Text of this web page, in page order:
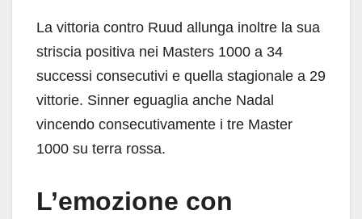
La vittoria contro Ruud allunga inoltre la sua
striscia positiva nei Masters 1000 a 34
successi consecutivi e quella stagionale a 29
vittorie. Sinner eguaglia anche Nadal
vincendo consecutivamente i tre Master
1000 su terra rossa.
L’emozione con